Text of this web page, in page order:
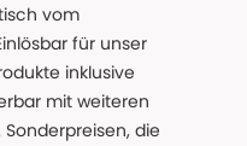
vom
für unser
inklusive
mit weiteren
Sonderpreisen, die